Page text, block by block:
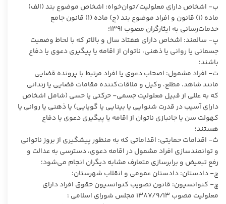
ب- اشخاص دارای معلولیت/توان‌خواه: اشخاص موضوع بند (الف)
ماده (۱) قانون و افراد موضوع بند (ج) ماده (۱) قانون جامع
خدمات‌رسانی به ایثارگران مصوب ۱۳۹۱؛
پ- سالمند: اشخاص دارای هفتاد سال و بالاتر که با لحاظ وضعیت
جسمانی یا روانی یا ذهنی، ناتوان از اقامه یا پیگیری دعوی یا دفاع
باشند؛
ت- افراد مشمول: اصحاب دعوی یا افراد مرتبط با پرونده قضایی
مانند شاهد، مطلع، وکیل و ملاقات‌کننده مقامات قضایی یا زندانی
که به عللی از قبیل معلولیت جسمی- حرکتی یا حسی (شامل اشخاص
دارای آسیب در قدرت شنوایی یا بینایی یا گویایی) یا ذهنی یا روانی یا
کهولت سن یا جانبازی ناتوان از اقامه یا پیگیری دعوی یا دفاع
هستند؛
ث- اقدامات حمایتی: اقداماتی که به‌ منظور پیشگیری از بروز ناتوانی
و توانمندسازی افراد مشمول در اقامه دعوی، دسترسی به عدالت و
رفع تبعیض و برابرسازی متعارف مشابه دیگران انجام می‌شود؛
ج- دادستان: دادستان عمومی و انقلاب شهرستان؛
چ- کنوانسیون: قانون تصویب کنوانسیون حقوق افراد دارای
معلولیت مصوب ۱۳۸۷/۹/۱۳ مجلس شورای اسلامی ؛